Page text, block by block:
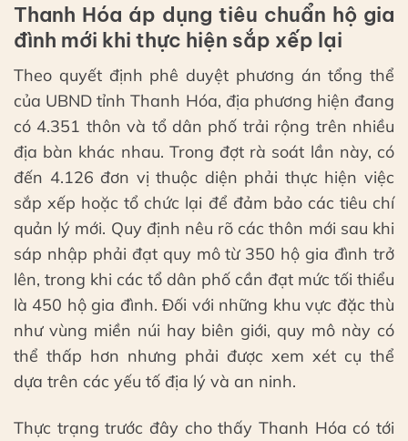
Thanh Hóa áp dụng tiêu chuẩn hộ gia
đình mới khi thực hiện sắp xếp lại
Theo quyết định phê duyệt phương án tổng thể
của UBND tỉnh Thanh Hóa, địa phương hiện đang
có 4.351 thôn và tổ dân phố trải rộng trên nhiều
địa bàn khác nhau. Trong đợt rà soát lần này, có
đến 4.126 đơn vị thuộc diện phải thực hiện việc
sắp xếp hoặc tổ chức lại để đảm bảo các tiêu chí
quản lý mới. Quy định nêu rõ các thôn mới sau khi
sáp nhập phải đạt quy mô từ 350 hộ gia đình trở
lên, trong khi các tổ dân phố cần đạt mức tối thiểu
là 450 hộ gia đình. Đối với những khu vực đặc thù
như vùng miền núi hay biên giới, quy mô này có
thể thấp hơn nhưng phải được xem xét cụ thể
dựa trên các yếu tố địa lý và an ninh.
Thực trạng trước đây cho thấy Thanh Hóa có tới